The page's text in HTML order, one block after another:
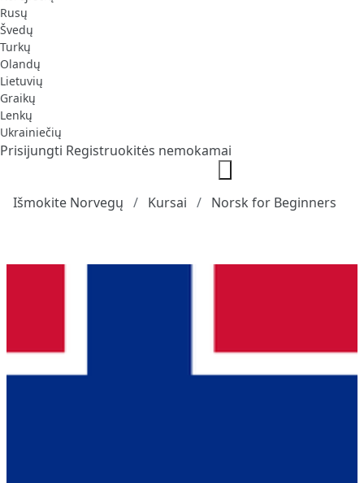
Rusų
Švedų
Turkų
Olandų
Lietuvių
Graikų
Lenkų
Ukrainiečių
Prisijungti Registruokitės nemokamai
Išmokite Norvegų Kursai Norsk for Beginners